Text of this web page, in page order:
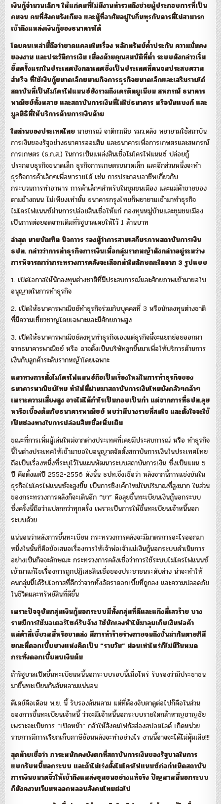
เงินกู้จำนวนเล็กๆ ให้แก่คนที่ไม่มีงานทำรวมถึงช่วยผู้ประกอบการที่เป็น
คนจน คนที่สังคมรังเกียจ และผู้ที่อาศัยอยู่ในถิ่นทุรกันดารที่ไม่สามารถ
เข้าถึงแหล่งเงินกู้ของธนาคารได้
โดยคนเหล่านี้ถือว่าขาดแคลนในเรื่อง หลักทรัพย์ค้ำประกัน ความมั่นคง
ของงาน และประวัติการเงิน เนื่องด้วยคุณสมบัติที่ต่ำ ระบบดังกล่าวเริ่ม
ขึ้นครั้งแรกในประเทศบังกลาเทศซึ่งเป็นประเทศที่คนจนประสบความ
สำเร็จ ที่ใช้เงินกู้ขนาดเล็กขยายกิจการธุรกิจขนาดเล็กและเสริมรายได้
สถาบันที่เป็นไมโครไฟแนนซ์ยังรวมถึงเครดิตยูเนียน สหกรณ์ ธนาคาร
พาณิชย์ทั้งหลาย และสถาบันการเงินที่ไม่ใช่ธนาคาร หรือนันแบงก์ และ
มูลนิธิที่ให้บริการด้านการเงินด้วย
ในส่วนของประเทศไทย นายกรณ์ จาติกวณิช รมว.คลัง พยายามใช้สถาบัน
การเงินของรัฐอย่างธนาคารออมสิน และธนาคารเพื่อการเกษตรและสหกรณ์
การเกษตร (ธ.ก.ส.) ในการเป็นแหล่งสินเชื่อไมโครไฟแนนซ์ ปล่อยกู้
ประกอบธุรกิจขนาดเล็ก ธุรกิจการเกษตรขนาดเล็ก และอีกส่วนหนึ่งจะทำ
ธุรกิจการค้าเล็กๆเพื่อหารายได้ เช่น การประกอบอาชีพเกี่ยวกับ
กระบวนการทำอาหาร การค้าเล็กๆสำหรับในชุมชนเมือง และแม่ค้าขายของ
ตามข้างถนน ไม่เพียงเท่านั้น ธนาคารกรุงไทยก็พยายามเข้ามาทำธุรกิจ
ไมโครไฟแนนซ์ผ่านการปล่อยสินเชื่อให้แก่ กองทุนหมู่บ้านและชุมชนเมือง
เป็นการต่อยอดจากเดิมที่รัฐบาลเคยให้ไว้ 1 ล้านบาท
ล่าสุด นายบัณฑิต นิจถาวร รองผู้ว่าการสายเสถียรภาพสถาบันการเงิน
ธปท. กล่าวว่าการทำธุรกิจการเงินเพื่อกลุ่มรากหญ้าดังกล่าวอยู่ระหว่าง
การพิจารณาว่ากระทรวงการคลังจะเลือกทำในลักษณะใดจาก 3 รูปแบบ
1. เปิดโอกาสให้นักลงทุนต่างชาติที่มีประสบการณ์และศักยภาพเข้ามาขอใบ
อนุญาตในการทำธุรกิจ
2. เปิดให้ธนาคารพาณิชย์ทำธุรกิจร่วมกับบุคคลที่ 3 หรือนักลงทุนต่างชาติ
ที่มีความเชี่ยวชาญโดยเฉพาะและมีศักยภาพสูง
3. เปิดให้ธนาคารพาณิชย์ลงทุนทำธุรกิจเองแต่ธุรกิจนี้จะแยกย่อยออกมา
จากธนาคารพาณิชย์ หรือ อาจตั้งเป็นบริษัทลูกขึ้นมาเพื่อให้บริการด้านการ
เงินกับลูกค้าระดับรากหญ้าโดยเฉพาะ
แนวทางการตั้งไมโครไฟแนนซ์ถือเป็นเรื่องใหม่ในการทำธุรกิจของ
ธนาคารพาณิชย์ไทย ทำให้ที่ผ่านมาสถาบันการเงินไทยยังกลัวๆกล้าๆ
เพราะความเสี่ยงสูง อาจไม่ได้กำไรเป็นกอบเป็นกำ แต่จากการที่ธปท.ลุย
หารือเบื้องต้นกับธนาคารพาณิชย์ พบว่ามีบางรายที่สนใจ และตั้งใจจะใช้
เป็นช่องทางในการปล่อยสินเชื่อเพิ่มเติม
ขณะที่การเพิ่มผู้เล่นใหม่จากต่างประเทศที่เคยมีประสบการณ์ หรือ ทำธุรกิจ
นี้ในต่างประเทศให้เข้ามาขอใบอนุญาตจัดตั้งสถาบันการเงินในประเทศไทย
ถือเป็นเรื่องหนึ่งที่ระบุไว้ในแผนพัฒนาระบบสถาบันการเงิน ซึ่งเป็นแผน 5
ปี คือตั้งแต่ปี 2552-2556 ดังนั้น ธปท.จึงเชื่อว่า หลังจากนี้การแข่งขันใน
ธุรกิจไมโครไฟแนนซ์จะสูงขึ้น เป็นการชิงเค้กใหม่ในปริมาณที่สูงมาก ในส่วน
ของกระทรวงการคลังก็จะเดินอีก “ขา” คือลุยขึ้นทะเบียนเงินกู้นอกระบบ
ซึ่งครั้งนี้ถือว่าแปลกกว่าทุกครั้ง เพราะเป็นการให้ขึ้นทะเบียนเจ้าหนี้นอก
ระบบด้วย
แน่นอนว่าหลังการขึ้นทะเบียน กระทรวงการคลังจะมีมาตรการอะไรออกมา
หนึ่งในนั้นก็คือข้อเสนอเรื่องการให้เจ้าพ่อเจ้าแม่เงินกู้นอกระบบดำเนินการ
อย่างเป็นกิจจะลักษณะ กระทรวงการคลังเชื่อว่าการใช้ระบบไมโครไฟแนนซ์
เข้ามาแก้ไขเรื่องการถูกปฏิเสธสินเชื่อของประชาชนระดับล่าง น่าจะทำให้
คนกลุ่มนี้ได้รับโอกาสที่ดีกว่าจากทั้งอัตราดอกเบี้ยที่ถูกลง และความปลอดภัย
ในชีวิตและทรัพย์สินที่ดีขึ้น
เพราะปัจจุบันกลุ่มเงินกู้นอกระบบมีทั้งกลุ่มที่ดีและแก๊งที่เลวร้าย บาง
รายมีการใช้มอเตอร์ไซค์รับจ้าง ใช้นักเลงหัวไม้มาลุยเก็บเงินพ่อค้า
แม่ค้าที่เบี้ยวหนี้หรือขาดส่ง มีการทำร้ายร่างกายจนถึงขั้นฆ่ากันตายก็มี
ขณะที่ดอกเบี้ยบางแห่งคิดเป็น “รายวัน” ผ่อนเท่าไหร่ก็ไม่มีวันหมด
กระทั่งดอกเบี้ยทบเงินต้น
ถ้ารัฐบาลเปิดขึ้นทะเบียนหนี้นอกระบบรอบนี้เมื่อไหร่ รับรองว่ามีประชาชน
มาขึ้นทะเบียนกันล้นหลามแน่นอน
ดีเดย์คือเดือน พ.ย. นี้ รับรองล้นหลาม แต่ที่ต้องจับตาดูต่อไปก็คือในส่วน
ของการขึ้นทะเบียนเจ้าหนี้ ว่าจะมีเจ้าหนี้นอกระบบรายใดกล้าหาญชาญชัย
เพราะจะเป็นการ “เปิดหน้า” กล้าให้สังคมโฟกัสส่องสปอตไลต์ เกิดหน่วย
ราชการมีการเรียกเก็บภาษีย้อนหลังจะทำอย่างไร งานนี้อาจจะได้ไม่คุ้มเสีย!!!
สุดท้ายเชื่อว่า ภาระหนักคงยังตกที่สถาบันการเงินของรัฐบาลในการ
แบกรับหนี้นอกระบบ และถ้าไม่เร่งตั้งไมโครไฟแนนซ์ก่อกำเนิดสถาบัน
การเงินขนาดจิ๋วให้เข้าถึงแหล่งชุมชนอย่างแท้จริง ปัญหาหนี้นอกระบบ
ก็ยังคงวนเวียนหลอกหลอนสังคมไทยต่อไป